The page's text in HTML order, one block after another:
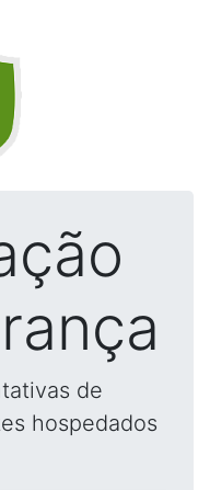
de
hospedados